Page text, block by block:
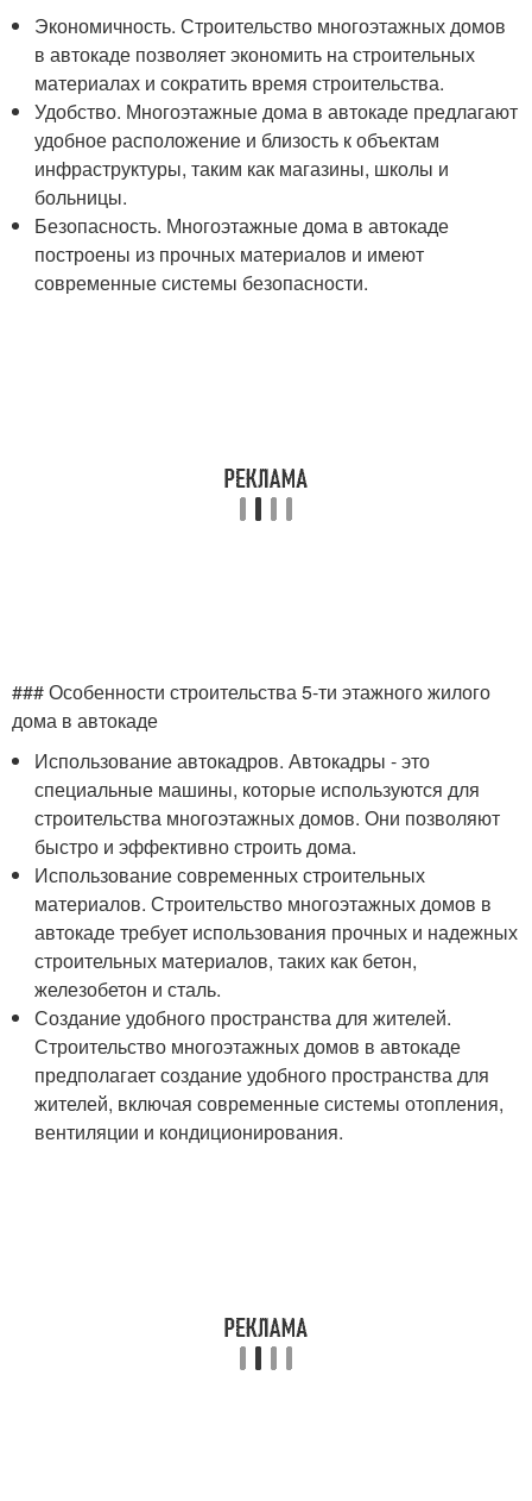
Экономичность. Строительство многоэтажных домов
в автокаде позволяет экономить на строительных
материалах и сократить время строительства.
Удобство. Многоэтажные дома в автокаде предлагают
удобное расположение и близость к объектам
инфраструктуры, таким как магазины, школы и
больницы.
Безопасность. Многоэтажные дома в автокаде
построены из прочных материалов и имеют
современные системы безопасности.
### Особенности строительства 5-ти этажного жилого
дома в автокаде
Использование автокадров. Автокадры - это
специальные машины, которые используются для
строительства многоэтажных домов. Они позволяют
быстро и эффективно строить дома.
Использование современных строительных
материалов. Строительство многоэтажных домов в
автокаде требует использования прочных и надежных
строительных материалов, таких как бетон,
железобетон и сталь.
Создание удобного пространства для жителей.
Строительство многоэтажных домов в автокаде
предполагает создание удобного пространства для
жителей, включая современные системы отопления,
вентиляции и кондиционирования.